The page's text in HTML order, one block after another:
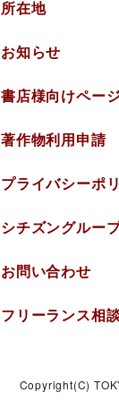
所在地
お知らせ
書店様向けペー
著作物利用申請
プライバシーポ
シチズングルー
お問い合わせ
フリーランス相
Copyright(C)